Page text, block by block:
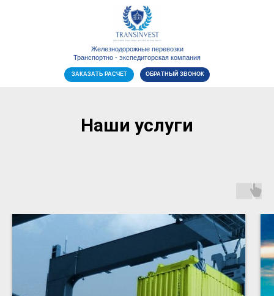
Железнодорожные перевозки
Транспортно - экспедиторская компания
ЗАКАЗАТЬ РАСЧЕТ ОБРАТНЫЙ ЗВОНОК
Наши услуги